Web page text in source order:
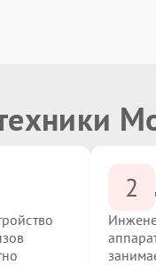
2